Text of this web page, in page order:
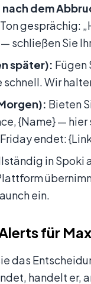
dem
gesprächig:
schließen Sie
später): Fügen
Wir
Bieten
{Name} —
endet:
in Spoki
ein.
für
das
handelt er,